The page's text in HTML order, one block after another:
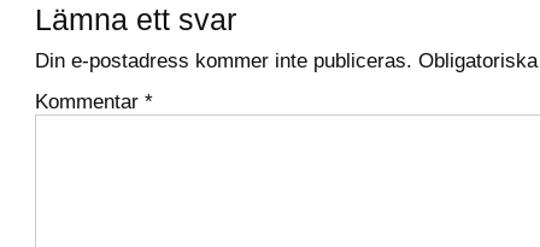
Lämna ett svar
Din e-postadress kommer inte publiceras.
Kommentar *